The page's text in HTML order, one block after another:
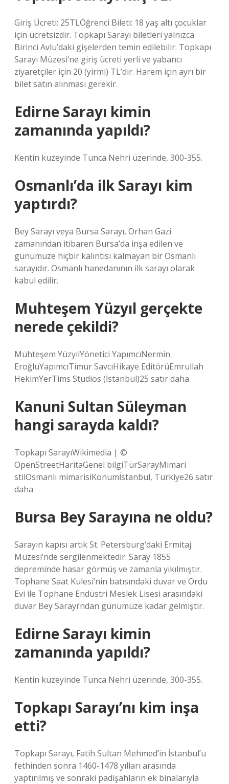
Giriş Ücreti: 25TLÖğrenci Bileti: 18 yaş altı çocuklar
için ücretsizdir. Topkapı Sarayı biletleri yalnızca
Birinci Avlu’daki gişelerden temin edilebilir. Topkapı
Sarayı Müzesi’ne giriş ücreti yerli ve yabancı
ziyaretçiler için 20 (yirmi) TL’dir. Harem için ayrı bir
bilet satın alınması gerekir.
Edirne Sarayı kimin
zamanında yapıldı?
Kentin kuzeyinde Tunca Nehri üzerinde, 300-355.
Osmanlı’da ilk Sarayı kim
yaptırdı?
Bey Sarayı veya Bursa Sarayı, Orhan Gazi
zamanından itibaren Bursa’da inşa edilen ve
günümüze hiçbir kalıntısı kalmayan bir Osmanlı
sarayıdır. Osmanlı hanedanının ilk sarayı olarak
kabul edilir.
Muhteşem Yüzyıl gerçekte
nerede çekildi?
Muhteşem YüzyılYönetici YapımcıNermin
EroğluYapımcıTimur SavcıHikaye EditörüEmrullah
HekimYerTims Studios (İstanbul)25 satır daha
Kanuni Sultan Süleyman
hangi sarayda kaldı?
Topkapı SarayıWikimedia | ©
OpenStreetHaritaGenel bilgiTürSarayMimari
stilOsmanlı mimarisiKonumİstanbul, Türkiye26 satır
daha
Bursa Bey Sarayına ne oldu?
Sarayın kapısı artık St. Petersburg’daki Ermitaj
Müzesi’nde sergilenmektedir. Saray 1855
depreminde hasar görmüş ve zamanla yıkılmıştır.
Tophane Saat Kulesi’nin batısındaki duvar ve Ordu
Evi ile Tophane Endüstri Meslek Lisesi arasındaki
duvar Bey Sarayı’ndan günümüze kadar gelmiştir.
Edirne Sarayı kimin
zamanında yapıldı?
Kentin kuzeyinde Tunca Nehri üzerinde, 300-355.
Topkapı Sarayı’nı kim inşa
etti?
Topkapı Sarayı, Fatih Sultan Mehmed’in İstanbul’u
fethinden sonra 1460-1478 yılları arasında
yaptırılmış ve sonraki padişahların ek binalarıyla